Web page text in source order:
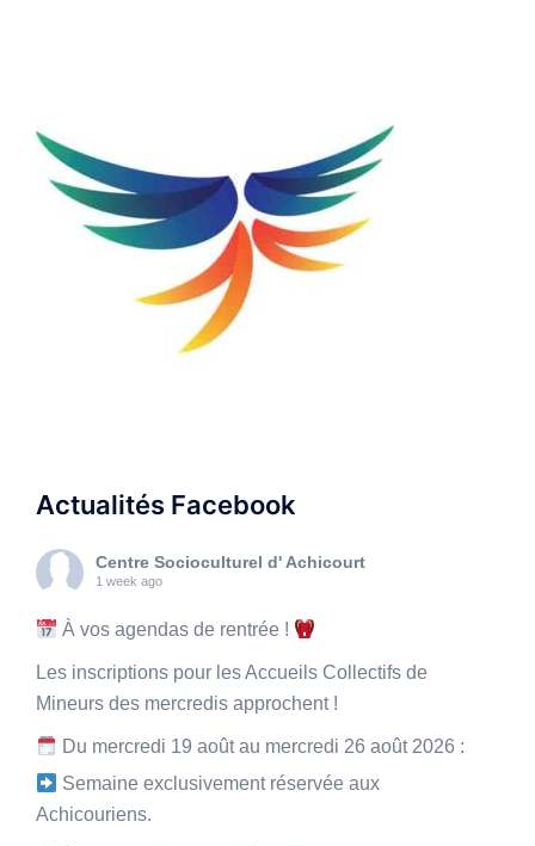
Actualités Facebook
Centre Socioculturel d' Achicourt
1 week ago
À vos agendas de rentrée !
Les inscriptions pour les Accueils Collectifs de
Mineurs des mercredis approchent !
Du mercredi 19 août au mercredi 26 août 2026 :
Semaine exclusivement réservée aux
Achicouriens.